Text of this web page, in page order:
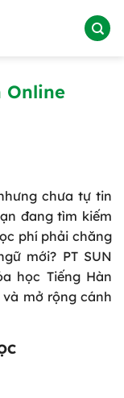
Online
chưa tự tin
đang tìm kiếm
phí phải chăng
mới? PT SUN
học Tiếng Hàn
mở rộng cánh